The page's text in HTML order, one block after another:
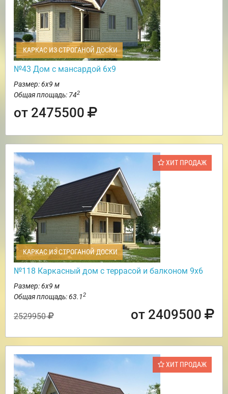
КАРКАС ИЗ СТРОГАНОЙ ДОСКИ
№43 Дом с мансардой 6х9
Размер: 6х9 м
Общая площадь: 742
от 2475500
ХИТ ПРОДАЖ
КАРКАС ИЗ СТРОГАНОЙ ДОСКИ
№118 Каркасный дом с террасой и балконом 9х6
Размер: 6х9 м
Общая площадь: 63.12
2529950 от 2409500
ХИТ ПРОДАЖ